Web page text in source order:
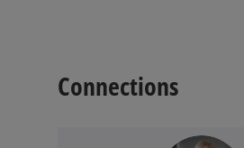
Connections